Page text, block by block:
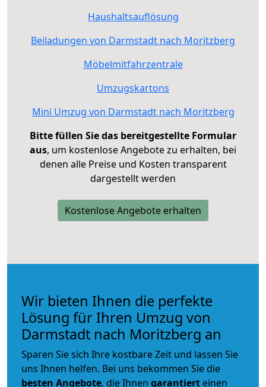
Haushaltsauflösung
Beiladungen von Darmstadt nach Moritzberg
Möbelmitfahrzentrale
Umzugskartons
Mini Umzug von Darmstadt nach Moritzberg
Bitte füllen Sie das bereitgestellte Formular
aus, um kostenlose Angebote zu erhalten, bei
denen alle Preise und Kosten transparent
dargestellt werden
Kostenlose Angebote erhalten
Wir bieten Ihnen die perfekte
Lösung für Ihren Umzug von
Darmstadt nach Moritzberg an
Sparen Sie sich Ihre kostbare Zeit und lassen Sie
uns Ihnen helfen. Bei uns bekommen Sie die
besten Angebote, die Ihnen garantiert einen